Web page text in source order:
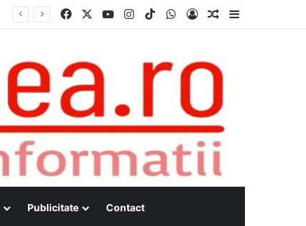
Facebook YouTubeInstagram
TikTokWhatsApp
Log InRandom Article
Publicitate Contact